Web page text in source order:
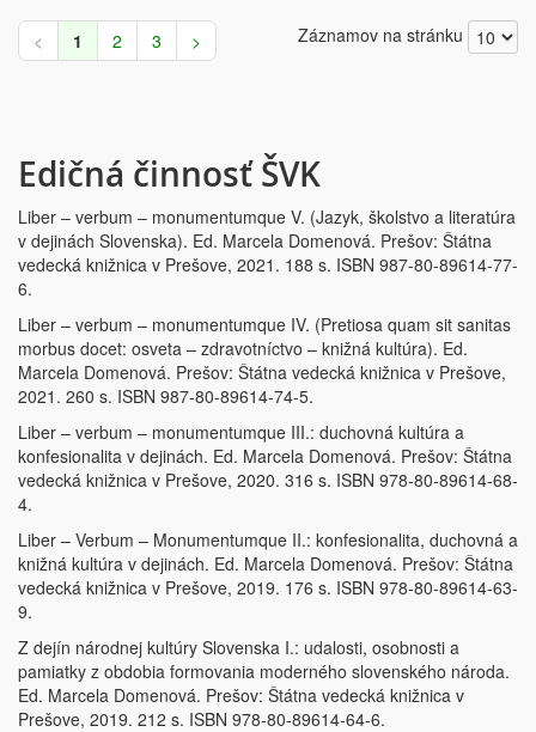
< 1 2 3 > Záznamov na stránku
Edičná činnosť ŠVK
Liber – verbum – monumentumque V. (Jazyk, školstvo a literatúra
v dejinách Slovenska). Ed. Marcela Domenová. Prešov: Štátna
vedecká knižnica v Prešove, 2021. 188 s. ISBN 987-80-89614-77-
6.
Liber – verbum – monumentumque IV. (Pretiosa quam sit sanitas
morbus docet: osveta – zdravotníctvo – knižná kultúra). Ed.
Marcela Domenová. Prešov: Štátna vedecká knižnica v Prešove,
2021. 260 s. ISBN 987-80-89614-74-5.
Liber – verbum – monumentumque III.: duchovná kultúra a
konfesionalita v dejinách. Ed. Marcela Domenová. Prešov: Štátna
vedecká knižnica v Prešove, 2020. 316 s. ISBN 978-80-89614-68-
4.
Liber – Verbum – Monumentumque II.: konfesionalita, duchovná a
knižná kultúra v dejinách. Ed. Marcela Domenová. Prešov: Štátna
vedecká knižnica v Prešove, 2019. 176 s. ISBN 978-80-89614-63-
9.
Z dejín národnej kultúry Slovenska I.: udalosti, osobnosti a
pamiatky z obdobia formovania moderného slovenského národa.
Ed. Marcela Domenová. Prešov: Štátna vedecká knižnica v
Prešove, 2019. 212 s. ISBN 978-80-89614-64-6.